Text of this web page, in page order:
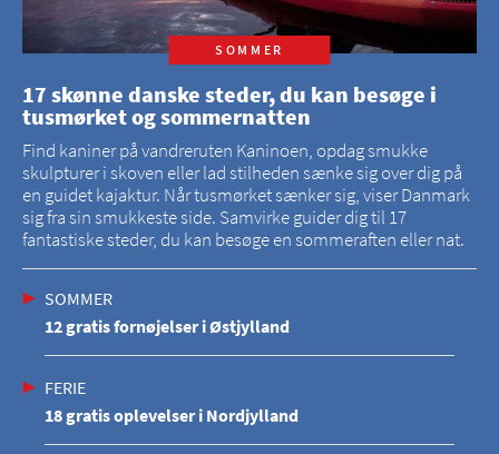
SOMMER
17 skønne danske steder, du kan besøge i
tusmørket og sommernatten
Find kaniner på vandreruten Kaninoen, opdag smukke
skulpturer i skoven eller lad stilheden sænke sig over dig på
en guidet kajaktur. Når tusmørket sænker sig, viser Danmark
sig fra sin smukkeste side. Samvirke guider dig til 17
fantastiske steder, du kan besøge en sommeraften eller nat.
SOMMER
12 gratis fornøjelser i Østjylland
FERIE
18 gratis oplevelser i Nordjylland